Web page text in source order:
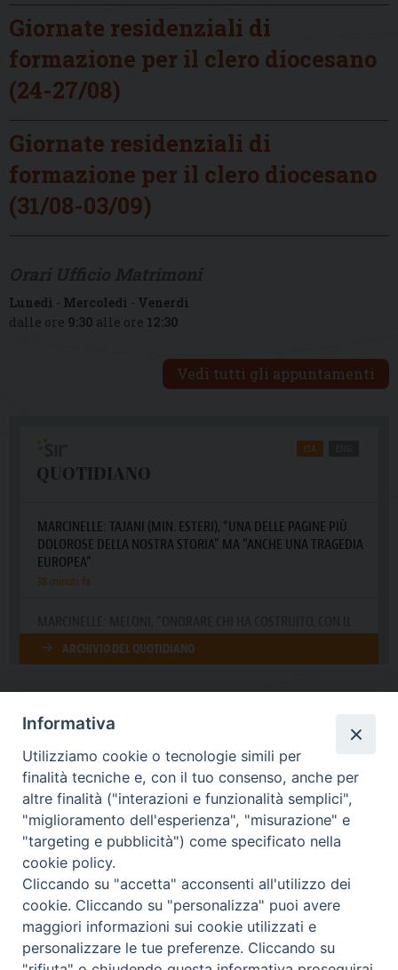
Giornate residenziali di
formazione per il clero diocesano
(24-27/08)
Giornate residenziali di
formazione per il clero diocesano
(31/08-03/09)
Lunedì - Mercoledì - Venerdì
dalle ore 9:30 alle ore 12:30
Vedi tutti gli appuntamenti
DIOCESI SUBURBICARIA DI ALBANO
Contatti:Tel.: 06.93268401 - Fax.: 06.9323844
E-mail:curia@diocesidialbano.it
Orari: dal Lunedì al Venerdì Ore: 9:00 - 13:00
Lunedì, Mercoledì e Venerdì, Ore 9:30 - 12:30
Informativa
Utilizziamo cookie o tecnologie simili per
finalità tecniche e, con il tuo consenso, anche per
altre finalità ("interazioni e funzionalità semplici",
"miglioramento dell'esperienza", "misurazione" e
"targeting e pubblicità") come specificato nella
cookie policy.
Cliccando su "accetta" acconsenti all'utilizzo dei
cookie. Cliccando su "personalizza" puoi avere
maggiori informazioni sui cookie utilizzati e
personalizzare le tue preferenze. Cliccando su